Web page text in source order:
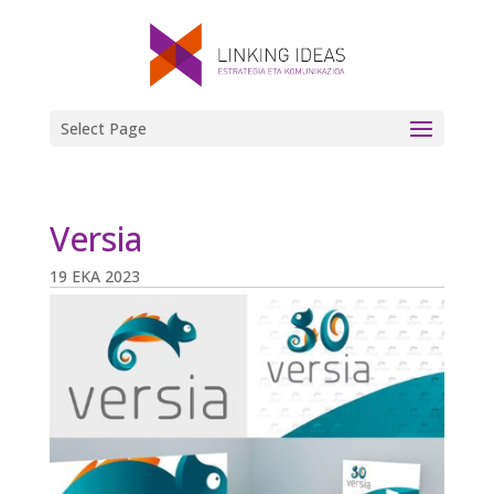
Select Page
Versia
19 EKA 2023